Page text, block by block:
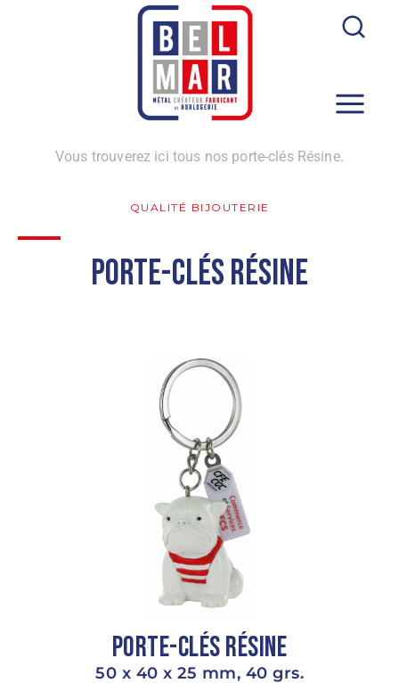
Vous trouverez ici tous nos porte-clés Résine.
QUALITÉ BIJOUTERIE
Porte-Clés Résine
Porte-Clés Résine
50 x 40 x 25 mm, 40 grs.